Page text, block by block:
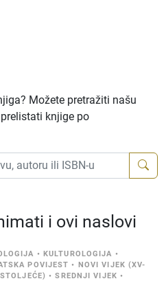
Možete pretražiti našu
knjige po
i ovi naslovi
• KULTUROLOGIJA •
POVIJEST • NOVI VIJEK (XV-
•SREDNJI VIJEK •